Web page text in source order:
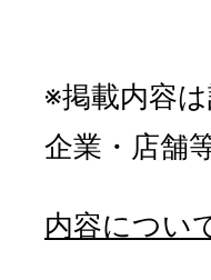
※掲載内容
企業・店舗
内容につい